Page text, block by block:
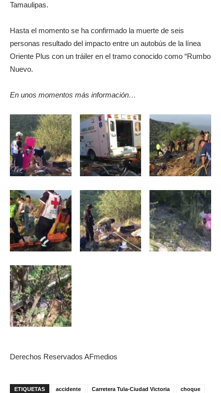
Tamaulipas.
Hasta el momento se ha confirmado la muerte de seis
personas resultado del impacto entre un autobús de la línea
Oriente Plus con un tráiler en el tramo conocido como “Rumbo
Nuevo.
En unos momentos más información…
Derechos Reservados AFmedios
ETIQUETAS accidente Carretera Tula-Ciudad Victoria
choque